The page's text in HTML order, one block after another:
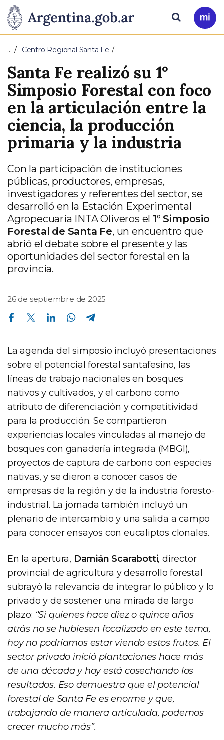
Presidencia
de
la
Nación
Pasar al contenido principal
Ir
a
Buscar
… Centro Regional Santa Fe
Santa Fe realizó su 1°
Simposio Forestal con foco
en la articulación entre la
ciencia, la producción
primaria y la industria
Con la participación de instituciones
públicas, productores, empresas,
investigadores y referentes del sector, se
desarrolló en la Estación Experimental
Agropecuaria INTA Oliveros el 1° Simposio
Forestal de Santa Fe, un encuentro que
abrió el debate sobre el presente y las
oportunidades del sector forestal en la
provincia.
26 de septiembre de 2025
Compartir en Facebook Compartir en Twitter Compartir en Linkedin Compartir en Whatsapp
La agenda del simposio incluyó presentaciones
sobre el potencial forestal santafesino, las
líneas de trabajo nacionales en bosques
nativos y cultivados, y el carbono como
atributo de diferenciación y competitividad
para la producción. Se compartieron
experiencias locales vinculadas al manejo de
bosques con ganadería integrada (MBGI),
proyectos de captura de carbono con especies
nativas, y se dieron a conocer casos de
empresas de la región y de la industria foresto-
industrial. La jornada también incluyó un
plenario de intercambio y una salida a campo
para conocer ensayos con eucaliptos clonales.
En la apertura, Damián Scarabotti, director
provincial de agricultura y desarrollo forestal
subrayó la relevancia de integrar lo público y lo
privado y de sostener una mirada de largo
plazo: “Si quienes hace diez o quince años
atrás no se hubiesen focalizado en este tema,
hoy no podríamos estar viendo estos frutos. El
sector privado inició plantaciones hace más
de una década y hoy está cosechando los
resultados. Eso demuestra que el potencial
forestal de Santa Fe es enorme y que,
trabajando de manera articulada, podemos
crecer mucho más”.